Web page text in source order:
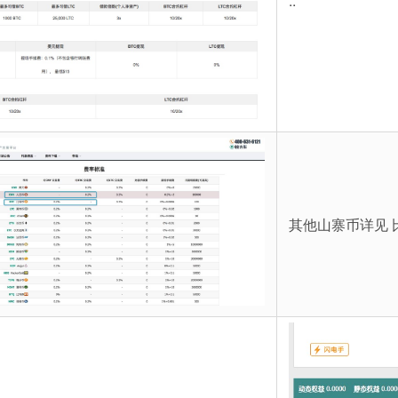
其他山寨币详见